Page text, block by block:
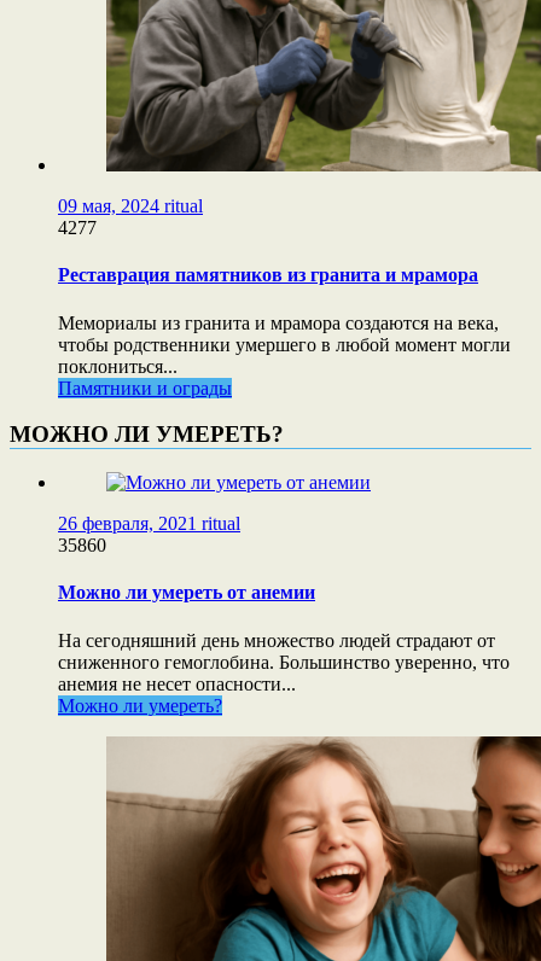
09 мая, 2024 ritual
4277
Реставрация памятников из гранита и мрамора
Мемориалы из гранита и мрамора создаются на века,
чтобы родственники умершего в любой момент могли
поклониться...
Памятники и ограды
МОЖНО ЛИ УМЕРЕТЬ?
26 февраля, 2021 ritual
35860
Можно ли умереть от анемии
На сегодняшний день множество людей страдают от
сниженного гемоглобина. Большинство уверенно, что
анемия не несет опасности...
Можно ли умереть?